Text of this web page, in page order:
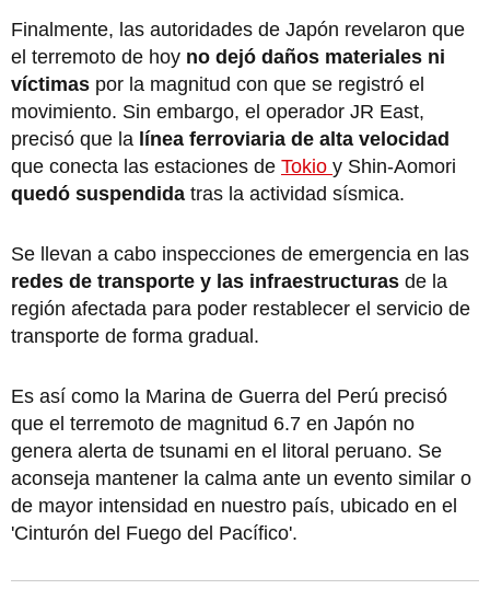
Finalmente, las autoridades de Japón revelaron que
el terremoto de hoy no dejó daños materiales ni
víctimas por la magnitud con que se registró el
movimiento. Sin embargo, el operador JR East,
precisó que la línea ferroviaria de alta velocidad
que conecta las estaciones de Tokio y Shin-Aomori
quedó suspendida tras la actividad sísmica.
Se llevan a cabo inspecciones de emergencia en las
redes de transporte y las infraestructuras de la
región afectada para poder restablecer el servicio de
transporte de forma gradual.
Es así como la Marina de Guerra del Perú precisó
que el terremoto de magnitud 6.7 en Japón no
genera alerta de tsunami en el litoral peruano. Se
aconseja mantener la calma ante un evento similar o
de mayor intensidad en nuestro país, ubicado en el
'Cinturón del Fuego del Pacífico'.